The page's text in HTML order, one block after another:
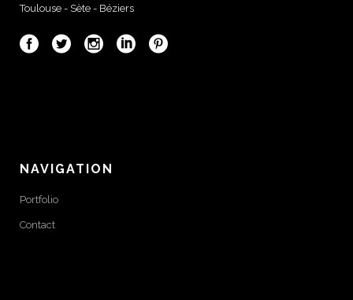
Toulouse - Sète - Béziers
NAVIGATION
Portfolio
Contact